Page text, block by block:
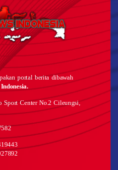
portal berita dibawah
Sport Center No.2 Cileungsi,